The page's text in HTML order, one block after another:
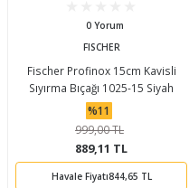
0 Yorum
FISCHER
Fischer Profinox 15cm Kavisli
Sıyırma Bıçağı 1025-15 Siyah
%11
999,00 TL
889,11 TL
Havale Fiyatı844,65 TL